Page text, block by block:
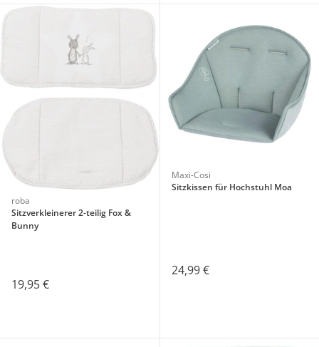
roba
Sitzverkleinerer 2-teilig Fox &
Bunny
19,95 €
Maxi-Cosi
Sitzkissen für Hochstuhl Moa
24,99 €